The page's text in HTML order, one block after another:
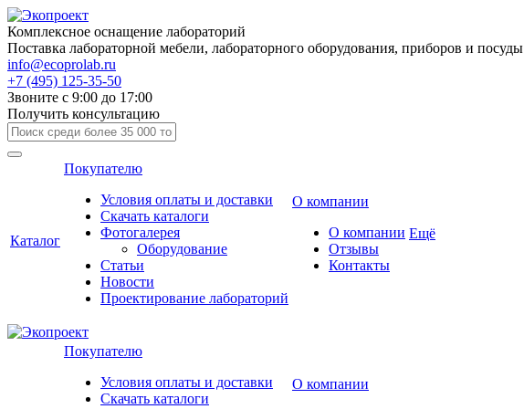
Комплексное оснащение лабораторий
Поставка лабораторной мебели, лабораторного оборудования, приборов и посуды
info@ecoprolab.ru
+7 (495) 125-35-50
Звоните с 9:00 до 17:00
Получить консультацию
Каталог
Покупателю
Условия оплаты и доставки
Скачать каталоги
Фотогалерея
Оборудование
Статьи
Новости
Проектирование лабораторий
О компании
О компании
Отзывы
Контакты
Ещё
Покупателю
Условия оплаты и доставки
Скачать каталоги
О компании